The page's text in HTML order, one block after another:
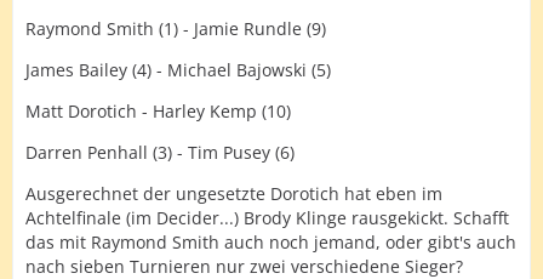
Raymond Smith (1) - Jamie Rundle (9)
James Bailey (4) - Michael Bajowski (5)
Matt Dorotich - Harley Kemp (10)
Darren Penhall (3) - Tim Pusey (6)
Ausgerechnet der ungesetzte Dorotich hat eben im
Achtelfinale (im Decider...) Brody Klinge rausgekickt. Schafft
das mit Raymond Smith auch noch jemand, oder gibt's auch
nach sieben Turnieren nur zwei verschiedene Sieger?